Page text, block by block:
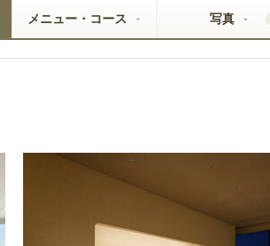
メニュー・コース 写真